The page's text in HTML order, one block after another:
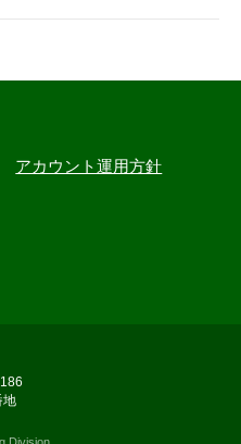
アカウント運用方針
地